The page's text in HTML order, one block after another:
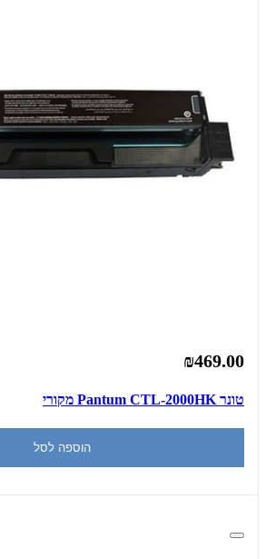
₪469.00
‏טונר Pantum CTL-2000HK מקורי
הוספה לסל